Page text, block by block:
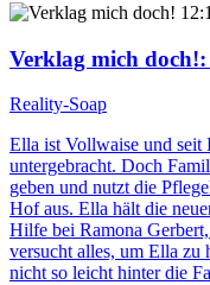
Verklag mich doch!
Reality-Soap
Ella ist Vollwaise und seit
untergebracht. Doch
geben und nutzt die
Hof aus. Ella hält die
Hilfe bei Ramona
versucht alles, um Ella zu
nicht so leicht hinter die